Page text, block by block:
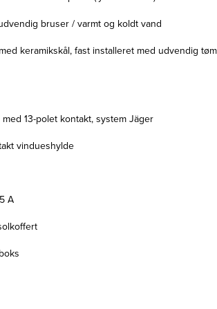
bruser / varmt og koldt vand
keramikskål, fast installeret med udvendig
med 13-polet kontakt, system Jäger
vindueshylde
A